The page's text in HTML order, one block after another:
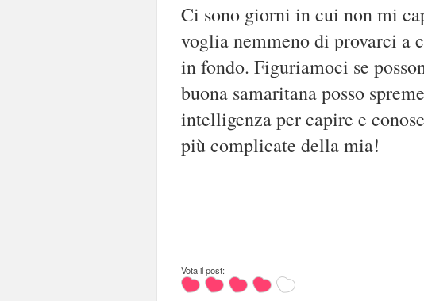
Ci sono giorni in cui non mi
voglia nemmeno di provarci a
in fondo. Figuriamoci se
buona samaritana posso
intelligenza per capire e
più complicate della mia!
Vota il post: